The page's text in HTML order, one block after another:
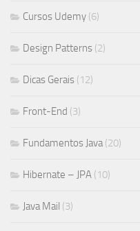
Cursos Udemy (6)
Design Patterns (2)
Dicas Gerais (12)
Front-End (3)
Fundamentos Java(20)
Hibernate – JPA (10)
Java Mail (3)